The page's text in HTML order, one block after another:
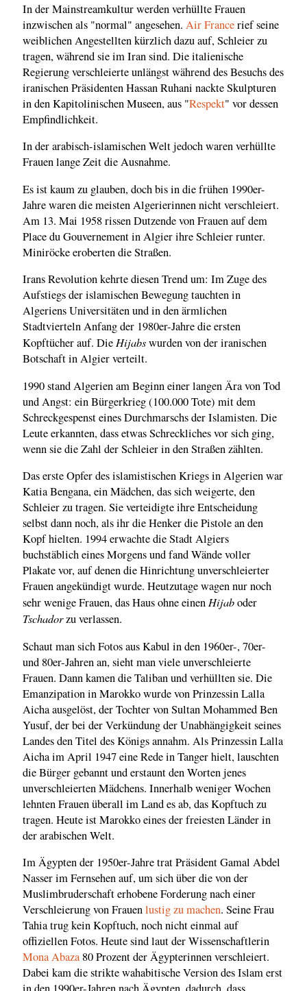
In der Mainstreamkultur werden verhüllte Frauen
inzwischen als "normal" angesehen. Air Francerief seine
weiblichen Angestellten kürzlich dazu auf, Schleier zu
tragen, während sie im Iran sind. Die italienische
Regierung verschleierte unlängst während des Besuchs des
iranischen Präsidenten Hassan Ruhani nackte Skulpturen
in den Kapitolinischen Museen, aus "Respekt" vor dessen
Empfindlichkeit.
In der arabisch-islamischen Welt jedoch waren verhüllte
Frauen lange Zeit die Ausnahme.
Es ist kaum zu glauben, doch bis in die frühen 1990er-
Jahre waren die meisten Algerierinnen nicht verschleiert.
Am 13. Mai 1958 rissen Dutzende von Frauen auf dem
Place du Gouvernement in Algier ihre Schleier runter.
Miniröcke eroberten die Straßen.
Irans Revolution kehrte diesen Trend um: Im Zuge des
Aufstiegs der islamischen Bewegung tauchten in
Algeriens Universitäten und in den ärmlichen
Stadtvierteln Anfang der 1980er-Jahre die ersten
Kopftücher auf. Die Hijabswurden von der iranischen
Botschaft in Algier verteilt.
1990 stand Algerien am Beginn einer langen Ära von Tod
und Angst: ein Bürgerkrieg (100.000 Tote) mit dem
Schreckgespenst eines Durchmarschs der Islamisten. Die
Leute erkannten, dass etwas Schreckliches vor sich ging,
wenn sie die Zahl der Schleier in den Straßen zählten.
Das erste Opfer des islamistischen Kriegs in Algerien war
Katia Bengana, ein Mädchen, das sich weigerte, den
Schleier zu tragen. Sie verteidigte ihre Entscheidung
selbst dann noch, als ihr die Henker die Pistole an den
Kopf hielten. 1994 erwachte die Stadt Algiers
buchstäblich eines Morgens und fand Wände voller
Plakate vor, auf denen die Hinrichtung unverschleierter
Frauen angekündigt wurde. Heutzutage wagen nur noch
sehr wenige Frauen, das Haus ohne einen Hijaboder
Tschadorzu verlassen.
Schaut man sich Fotos aus Kabul in den 1960er-, 70er-
und 80er-Jahren an, sieht man viele unverschleierte
Frauen. Dann kamen die Taliban und verhüllten sie. Die
Emanzipation in Marokko wurde von Prinzessin Lalla
Aicha ausgelöst, der Tochter von Sultan Mohammed Ben
Yusuf, der bei der Verkündung der Unabhängigkeit seines
Landes den Titel des Königs annahm. Als Prinzessin Lalla
Aicha im April 1947 eine Rede in Tanger hielt, lauschten
die Bürger gebannt und erstaunt den Worten jenes
unverschleierten Mädchens. Innerhalb weniger Wochen
lehnten Frauen überall im Land es ab, das Kopftuch zu
tragen. Heute ist Marokko eines der freiesten Länder in
der arabischen Welt.
Im Ägypten der 1950er-Jahre trat Präsident Gamal Abdel
Nasser im Fernsehen auf, um sich über die von der
Muslimbruderschaft erhobene Forderung nach einer
Verschleierung von Frauenlustig zu machen. Seine Frau
Tahia trug kein Kopftuch, noch nicht einmal auf
offiziellen Fotos. Heute sind laut der Wissenschaftlerin
Mona Abaza 80 Prozent der Ägypterinnen verschleiert.
Dabei kam die strikte wahabitische Version des Islam erst